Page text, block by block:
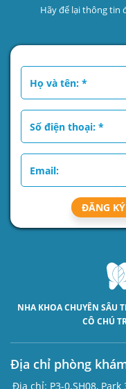
Hãy để lại thông tin
ĐĂNG
NHA KHOA CHUYÊN SÂU
CÔ CHÚ
Địa chỉ phòng
Địa chỉ: P3-0.SH08,